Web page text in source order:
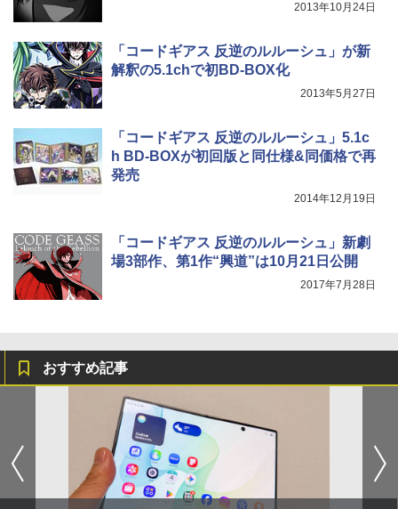
2013年10月24日
「コードギアス 反逆のルルーシュ」が新
解釈の5.1chで初BD-BOX化
2013年5月27日
「コードギアス 反逆のルルーシュ」5.1c
h BD-BOXが初回版と同仕様&同価格で再
発売
2014年12月19日
「コードギアス 反逆のルルーシュ」新劇
場3部作、第1作“興道”は10月21日公開
2017年7月28日
おすすめ記事